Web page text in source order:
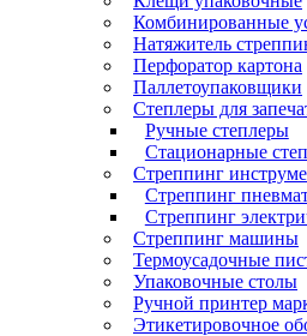
Комбинированные
Натяжитель
Перфоратор картона
Паллетоупаковщики
Степлеры для
Ручные степлеры
Стационарные
Стреппинг
Стреппинг
Стреппинг
Стреппинг машины
Термоусадочные
Упаковочные столы
Ручной принтер
Этикетировочное